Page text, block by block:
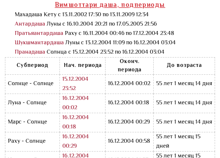
Вимшоттари даша, подпериоды
Махадаша Кету с 13.11.2002 17:30 по 13.11.2009 12:34
Антардаша Луны с 16.10.2004 20:21 по 17.05.2005 21:56
Пратьяантардаша Раху с 16.11.2004 00:46 по 17.12.2004 23:48
Шукшмантардаша Луны с 13.12.2004 11:09 по 16.12.2004 03:04
Пранадаша Солнца с 15.12.2004 23:52 по 16.12.2004 03:04
Субпериод Нач. периода
Оконч.
периода
До возраста
Солнце - Солнце
15.12.2004
23:52
16.12.2004 00:02 55 лет 1 месяц 14 дня
Луна - Солнце
16.12.2004
00:02
16.12.2004 00:18 55 лет 1 месяц 14 дня
Марс - Солнце
16.12.2004
00:18
16.12.2004 00:29 55 лет 1 месяц 14 дня
Раху - Солнце
16.12.2004
00:29
16.12.2004 00:58
55 лет 1 месяц 15
дней